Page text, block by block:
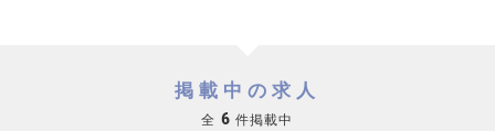
掲載中の求人
全 6 件掲載中